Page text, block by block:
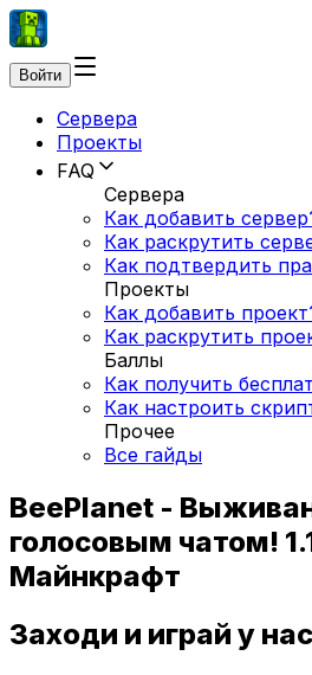
Войти
Сервера
Проекты
FAQ
Сервера
Как добавить
Как раскрутить
Как подтвердить
Проекты
Как добавить
Как раскрутить
Баллы
Как получить
Как настроить
Прочее
Все гайды
BeePlanet -
голосовым чатом!
Майнкрафт
Заходи и играй у